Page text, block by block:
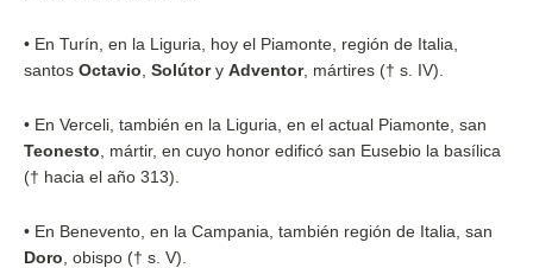
• En Turín, en la Liguria, hoy el Piamonte, región de Italia,
santos Octavio Solútory Adventor, mártires († s. IV).
• En Verceli, también en la Liguria, en el actual Piamonte, san
Teonesto , mártir, en cuyo honor edificó san Eusebio la basílica
(† hacia el año 313).
• En Benevento, en la Campania, también región de Italia, san
Doro , obispo († s. V).